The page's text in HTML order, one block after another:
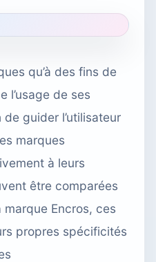
qu’à des fins de
l’usage de ses
guider l’utilisateur
marques
à leurs
être comparées
Encros, ces
propres spécificités